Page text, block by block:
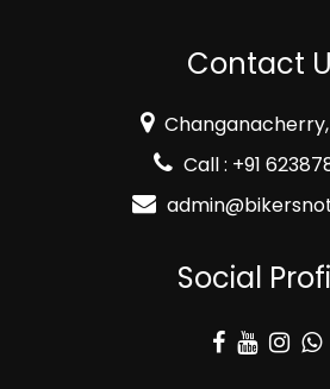
Contact
Call : +91
Social